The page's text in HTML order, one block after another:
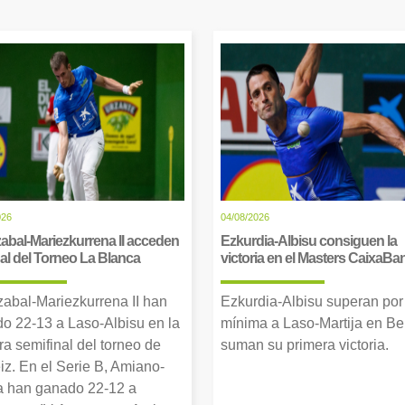
Mariezkurrena II acceden
del Torneo La Blanca
Mariezkurrena II han
22-13 a Laso-Albisu en la
semifinal del torneo de
En el Serie B, Amiano-
han ganado 22-12 a
04/08/2026
Ezkurdia-Albisu consiguen la
victoria en el Masters
Ezkurdia-Albisu superan
mínima a Laso-Martija en
suman su primera victoria.